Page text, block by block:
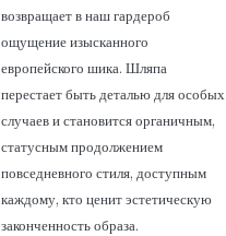
возвращает в наш гардероб
ощущение изысканного
европейского шика. Шляпа
перестает быть деталью для особых
случаев и становится органичным,
статусным продолжением
повседневного стиля, доступным
каждому, кто ценит эстетическую
законченность образа.